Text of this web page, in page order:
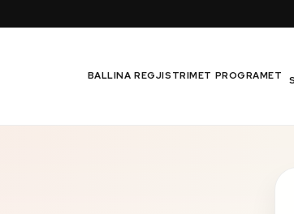
BALLINA REGJISTRIMET PROGRAMET